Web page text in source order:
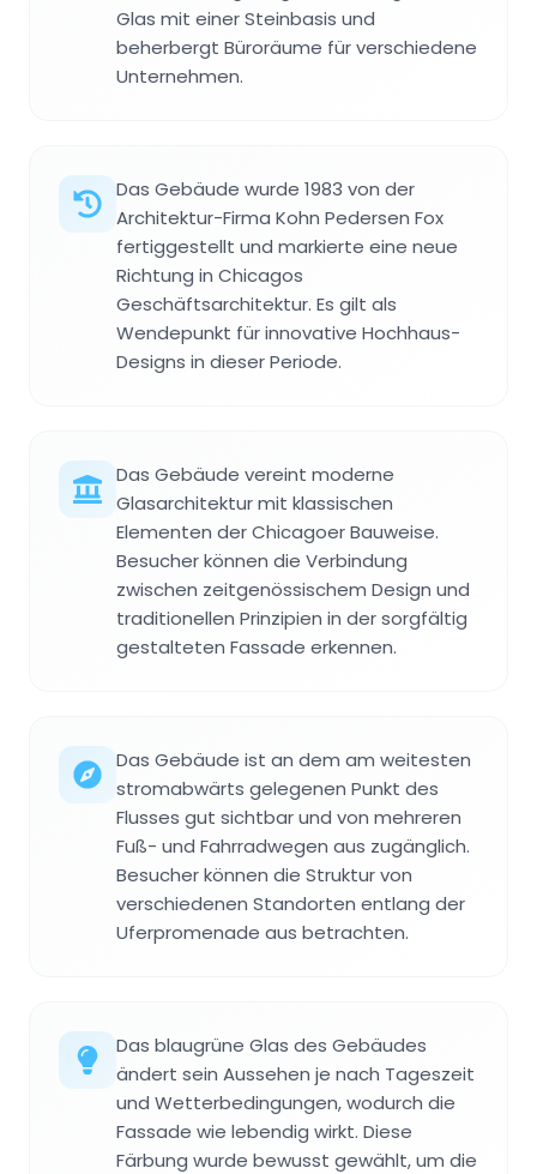
Glas mit einer Steinbasis und
beherbergt Büroräume für verschiedene
Unternehmen.
Das Gebäude wurde 1983 von der
Architektur-Firma Kohn Pedersen Fox
fertiggestellt und markierte eine neue
Richtung in Chicagos
Geschäftsarchitektur. Es gilt als
Wendepunkt für innovative Hochhaus-
Designs in dieser Periode.
Das Gebäude vereint moderne
Glasarchitektur mit klassischen
Elementen der Chicagoer Bauweise.
Besucher können die Verbindung
zwischen zeitgenössischem Design und
traditionellen Prinzipien in der sorgfältig
gestalteten Fassade erkennen.
Das Gebäude ist an dem am weitesten
stromabwärts gelegenen Punkt des
Flusses gut sichtbar und von mehreren
Fuß- und Fahrradwegen aus zugänglich.
Besucher können die Struktur von
verschiedenen Standorten entlang der
Uferpromenade aus betrachten.
Das blaugrüne Glas des Gebäudes
ändert sein Aussehen je nach Tageszeit
und Wetterbedingungen, wodurch die
Fassade wie lebendig wirkt. Diese
Färbung wurde bewusst gewählt, um die